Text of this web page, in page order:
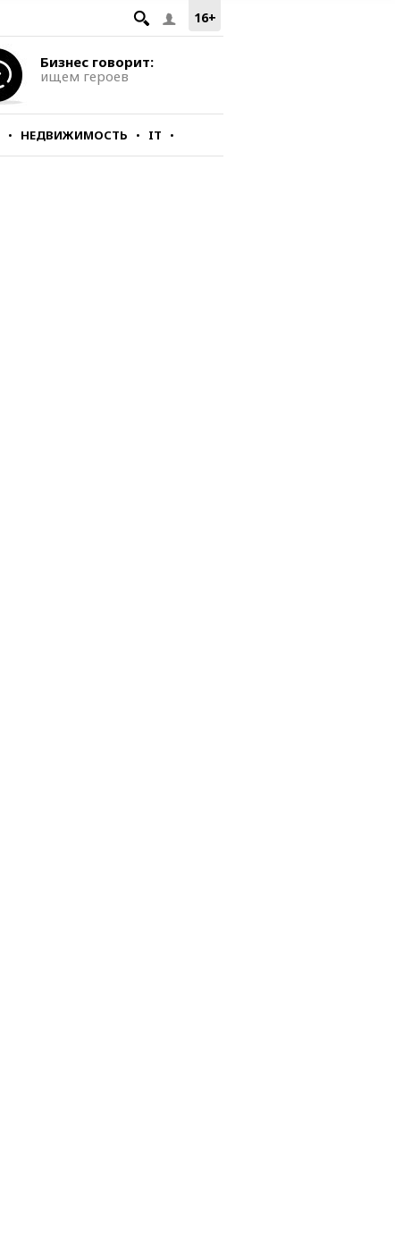
16+
Бизнес говорит:
ищем героев
НЕДВИЖИМОСТЬ IT